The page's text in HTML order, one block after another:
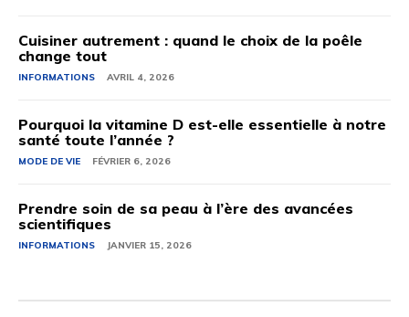
Cuisiner autrement : quand le choix de la poêle
change tout
INFORMATIONS AVRIL 4, 2026
Pourquoi la vitamine D est-elle essentielle à notre
santé toute l’année ?
MODE DE VIE FÉVRIER 6, 2026
Prendre soin de sa peau à l’ère des avancées
scientifiques
INFORMATIONS JANVIER 15, 2026